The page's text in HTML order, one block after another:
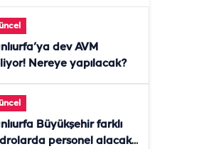
dev AVM
Nereye yapılacak?
Büyükşehir farklı
personel alacak!